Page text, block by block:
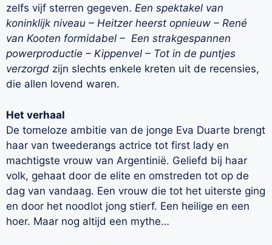
zelfs vijf sterren gegeven. Een spektakel van
koninklijk niveau – Heitzer heerst opnieuw – René
van Kooten formidabel – Een strakgespannen
powerproductie – Kippenvel – Tot in de puntjes
verzorgd zijn slechts enkele kreten uit de recensies,
die allen lovend waren.
Het verhaal
De tomeloze ambitie van de jonge Eva Duarte brengt
haar van tweederangs actrice tot first lady en
machtigste vrouw van Argentinië. Geliefd bij haar
volk, gehaat door de elite en omstreden tot op de
dag van vandaag. Een vrouw die tot het uiterste ging
en door het noodlot jong stierf. Een heilige en een
hoer. Maar nog altijd een mythe…